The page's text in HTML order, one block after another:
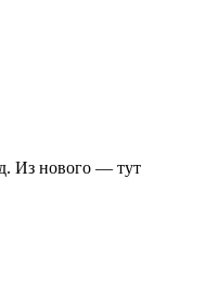
д. Из нового — тут